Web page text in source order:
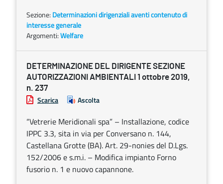
Sezione: Determinazioni dirigenziali aventi contenuto di
interesse generale
Argomenti:Welfare
DETERMINAZIONE DEL DIRIGENTE SEZIONE
AUTORIZZAZIONI AMBIENTALI 1 ottobre 2019,
n. 237
Scarica Ascolta
“Vetrerie Meridionali spa” – Installazione, codice
IPPC 3.3, sita in via per Conversano n. 144,
Castellana Grotte (BA). Art. 29-nonies del D.Lgs.
152/2006 e s.m.i. – Modifica impianto Forno
fusorio n. 1 e nuovo capannone.